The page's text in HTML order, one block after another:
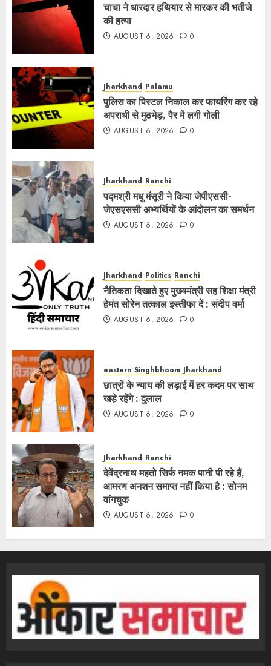
चाचा ने धारदार हथियार से मारकर की भतीजे
की हत्या
AUGUST 6, 2026 0
Jharkhand Palamu
पुलिस का पिस्टल निकाल कर फायरिंग कर रहे
अपराधी से मुठभेड़, पैर में लगी गोली
AUGUST 6, 2026 0
Jharkhand Ranchi
पद्मश्री मधु मंसूरी ने किया जेपीएससी-
जेएसएससी अभ्यर्थियों के आंदोलन का समर्थन
AUGUST 6, 2026 0
Jharkhand Politics Ranchi
नैतिकता दिखाते हुए मुख्यमंत्री सह शिक्षा मंत्री
हेमंत सोरेन तत्काल इस्तीफा दें : संदीप वर्मा
AUGUST 6, 2026 0
eastern Singhbhoom Jharkhand
छात्रों के न्याय की लड़ाई में हर कदम पर साथ
खड़े रहेंगे : दुलाल
AUGUST 6, 2026 0
Jharkhand Ranchi
देवेंद्रनाथ महतो सिर्फ नमक पानी पी रहे हैं,
आमरण अनशन समाप्त नहीं किया है : सोनम
वांगचुक
AUGUST 6, 2026 0